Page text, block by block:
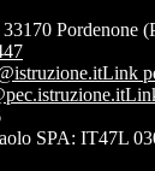
Pordenone
Link
SPA: IT47L